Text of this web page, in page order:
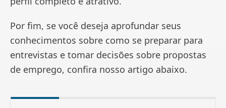
Por fim, se você deseja aprofundar seus
conhecimentos sobre como se preparar para
entrevistas e tomar decisões sobre propostas
de emprego, confira nosso artigo abaixo.